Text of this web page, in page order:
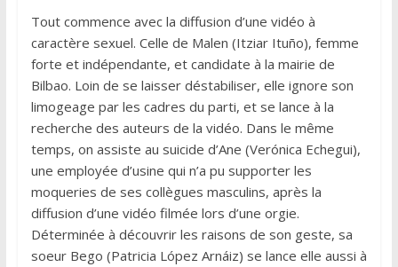
Tout commence avec la diffusion d’une vidéo à
caractère sexuel. Celle de Malen (Itziar Ituño), femme
forte et indépendante, et candidate à la mairie de
Bilbao. Loin de se laisser déstabiliser, elle ignore son
limogeage par les cadres du parti, et se lance à la
recherche des auteurs de la vidéo. Dans le même
temps, on assiste au suicide d’Ane (Verónica Echegui),
une employée d’usine qui n’a pu supporter les
moqueries de ses collègues masculins, après la
diffusion d’une vidéo filmée lors d’une orgie.
Déterminée à découvrir les raisons de son geste, sa
soeur Bego (Patricia López Arnáiz) se lance elle aussi à